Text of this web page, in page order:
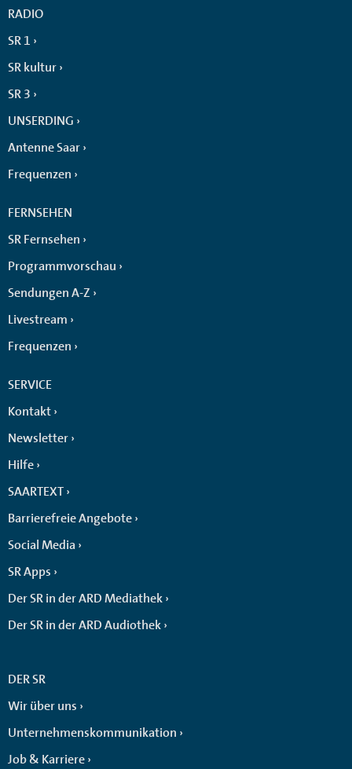
RADIO
SR 1
SR kultur
SR 3
UNSERDING
Antenne Saar
Frequenzen
FERNSEHEN
SR Fernsehen
Programmvorschau
Sendungen A-Z
Livestream
Frequenzen
SERVICE
Kontakt
Newsletter
Hilfe
SAARTEXT
Barrierefreie Angebote
Social Media
SR Apps
Der SR in der ARD Mediathek
Der SR in der ARD Audiothek
DER SR
Wir über uns
Unternehmenskommunikation
Job & Karriere